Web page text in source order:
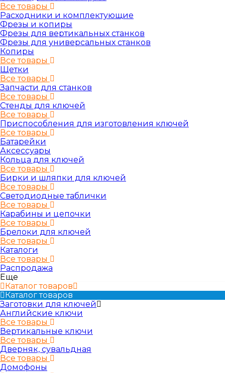
Все товары
Расходники и комплектующие
Фрезы и копиры
Фрезы для вертикальных станков
Фрезы для универсальных станков
Копиры
Все товары
Щетки
Все товары
Запчасти для станков
Все товары
Стенды для ключей
Все товары
Приспособления для изготовления ключей
Все товары
Батарейки
Аксессуары
Кольца для ключей
Все товары
Бирки и шляпки для ключей
Все товары
Светодиодные таблички
Все товары
Карабины и цепочки
Все товары
Брелоки для ключей
Все товары
Каталоги
Все товары
Распродажа
Еще
Каталог товаров
Каталог товаров
Заготовки для ключей
Английские ключи
Все товары
Вертикальные ключи
Все товары
Дверняк, сувальдная
Все товары
Домофоны